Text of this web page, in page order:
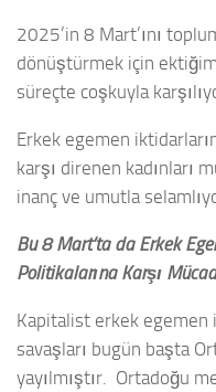
2025’in 8 Mart’ını
dönüştürmek için
süreçte coşkuyla
Erkek egemen
karşı direnen kadınları
inanç ve umutla
Bu 8 Mart’ta da Erkek
Politikalarına Karşı
Kapitalist erkek egemen
savaşları bugün başta
yayılmıştır. Ortadoğu